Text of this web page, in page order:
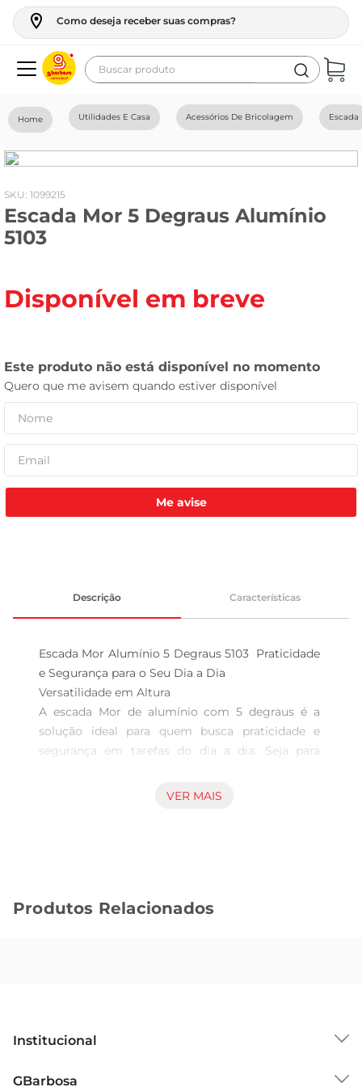
Como deseja receber suas compras?
Buscar produto
Utilidades E Casa Acessórios De Bricolagem Escada
: 1099215
Escada Mor 5 Degraus Alumínio
5103
Disponível em breve
Me avise
Descrição Características
Escada Mor Alumínio 5 Degraus 5103  Praticidade
e Segurança para o Seu Dia a Dia
Versatilidade em Altura
A escada Mor de alumínio com 5 degraus é a
solução ideal para quem busca praticidade e
segurança em tarefas do dia a dia. Seja para
em casa ou em projetos de bricolagem, essa
Construção Robusta e Leve
antiderrapantes, proporcionando uma base firme
escorregões e quedas.
VER MAIS
Produtos Relacionados
Institucional
GBarbosa
geladeira
fogao
café
cerveja
leite
celular